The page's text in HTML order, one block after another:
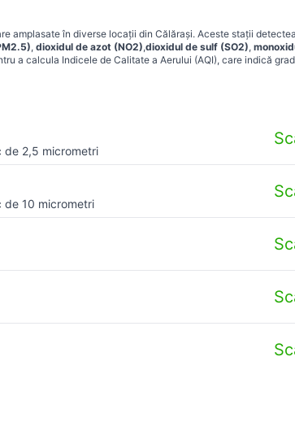
amplasate în diverse locații din Călărași. Aceste stații
, dioxidul de azot (NO2),dioxidul de sulf (SO2),
a calcula Indicele de Calitate a Aerului (AQI), care indică
de 2,5 micrometri
de 10 micrometri